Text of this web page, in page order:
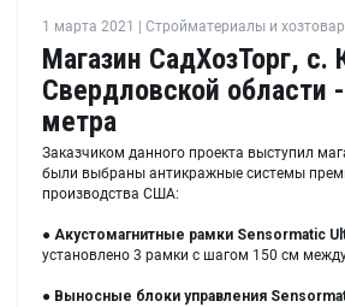
1 марта 2021 | Стройматериалы и
Магазин СадХозТорг, с.
Свердловской области
метра
Заказчиком данного проекта выступил
были выбраны антикражные системы
производства США:
● Акустомагнитные рамки Sensormatic
установлено 3 рамки с шагом 150 см
● Выносные блоки управления